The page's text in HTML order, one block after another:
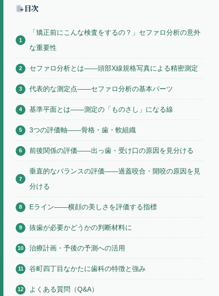
目次
「矯正前にこんな検査をするの？」セファロ分析の意外
な重要性
セファロ分析とは——頭部X線規格写真による精密測定
代表的な測定点——セファロ分析の基本パーツ
基準平面とは——測定の「ものさし」になる線
3つの評価軸——骨格・歯・軟組織
前後関係の評価——出っ歯・受け口の原因を見分ける
垂直的なバランスの評価——過蓋咬合・開咬の原因を見
分ける
Eライン——横顔の美しさを評価する指標
抜歯が必要かどうかの判断材料に
治療計画・予後の予測への活用
谷町四丁目なかたに歯科の特徴と強み
よくある質問（Q&A）